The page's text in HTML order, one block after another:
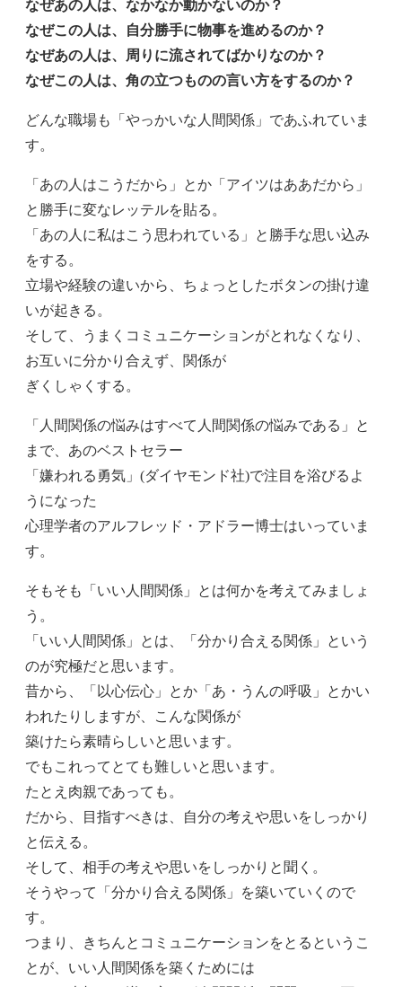
なぜあの人は、なかなか動かないのか？
なぜこの人は、自分勝手に物事を進めるのか？
なぜあの人は、周りに流されてばかりなのか？
なぜこの人は、角の立つものの言い方をするのか？
どんな職場も「やっかいな人間関係」であふれていま
す。
「あの人はこうだから」とか「アイツはああだから」
と勝手に変なレッテルを貼る。
「あの人に私はこう思われている」と勝手な思い込み
をする。
立場や経験の違いから、ちょっとしたボタンの掛け違
いが起きる。
そして、うまくコミュニケーションがとれなくなり、
お互いに分かり合えず、関係が
ぎくしゃくする。
「人間関係の悩みはすべて人間関係の悩みである」と
まで、あのベストセラー
「嫌われる勇気」(ダイヤモンド社)で注目を浴びるよ
うになった
心理学者のアルフレッド・アドラー博士はいっていま
す。
そもそも「いい人間関係」とは何かを考えてみましょ
う。
「いい人間関係」とは、「分かり合える関係」という
のが究極だと思います。
昔から、「以心伝心」とか「あ・うんの呼吸」とかい
われたりしますが、こんな関係が
築けたら素晴らしいと思います。
でもこれってとても難しいと思います。
たとえ肉親であっても。
だから、目指すべきは、自分の考えや思いをしっかり
と伝える。
そして、相手の考えや思いをしっかりと聞く。
そうやって「分かり合える関係」を築いていくので
す。
つまり、きちんとコミュニケーションをとるというこ
とが、いい人間関係を築くためには